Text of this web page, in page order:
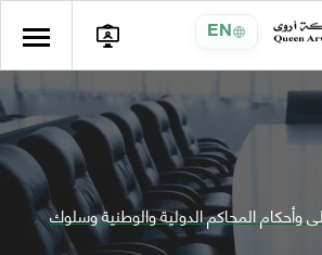
EN
وأحكام المحاكم الدولية والوطنية وسلوك